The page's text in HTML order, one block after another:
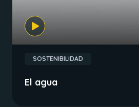
SOSTENIBILIDAD
El agua